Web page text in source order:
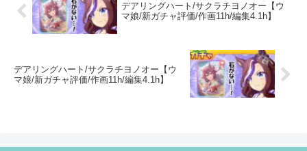
デアリングハート/サクラチヨノオー【ウ
マ娘/新ガチャ評価/作画11h/編集4.1h】
デアリングハート/サクラチヨノオー【ウ
マ娘/新ガチャ評価/作画11h/編集4.1h】